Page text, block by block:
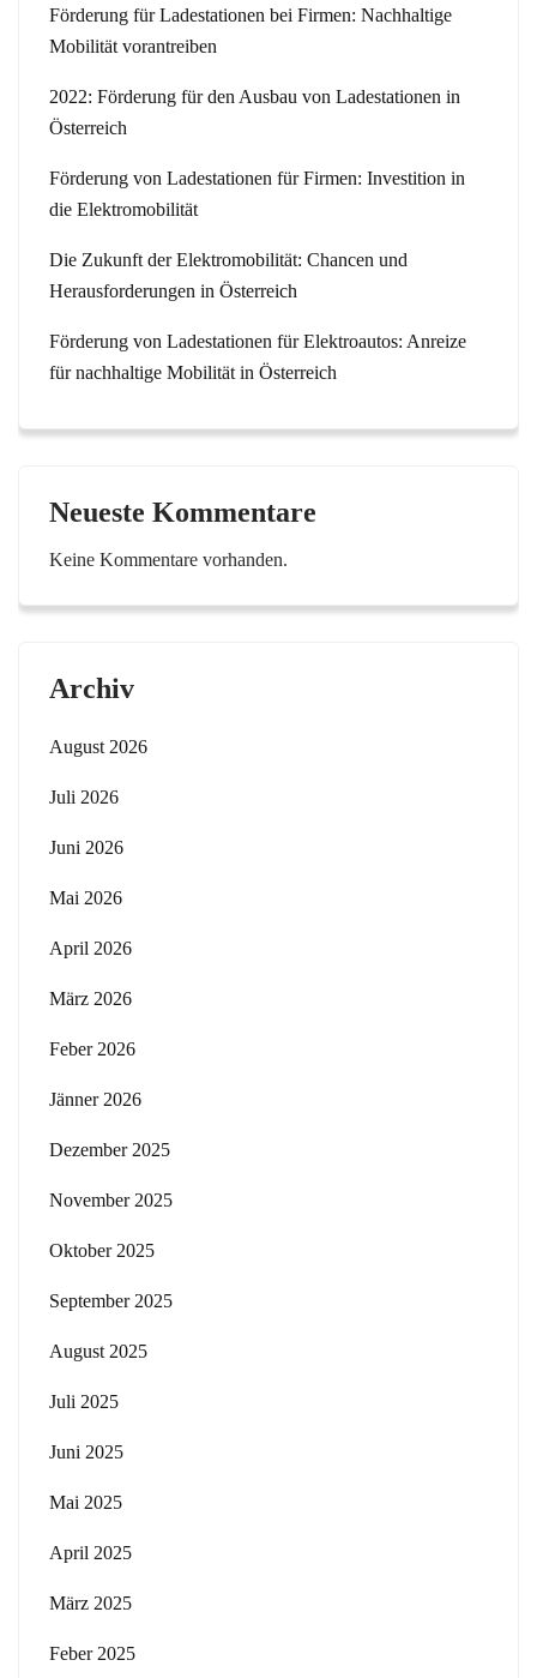
Förderung für Ladestationen bei Firmen: Nachhaltige
Mobilität vorantreiben
2022: Förderung für den Ausbau von Ladestationen in
Österreich
Förderung von Ladestationen für Firmen: Investition in
die Elektromobilität
Die Zukunft der Elektromobilität: Chancen und
Herausforderungen in Österreich
Förderung von Ladestationen für Elektroautos: Anreize
für nachhaltige Mobilität in Österreich
Neueste Kommentare
Keine Kommentare vorhanden.
Archiv
August 2026
Juli 2026
Juni 2026
Mai 2026
April 2026
März 2026
Feber 2026
Jänner 2026
Dezember 2025
November 2025
Oktober 2025
September 2025
August 2025
Juli 2025
Juni 2025
Mai 2025
April 2025
März 2025
Feber 2025